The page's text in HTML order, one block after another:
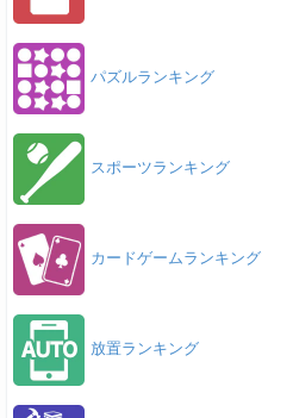
パズルランキング
スポーツランキング
カードゲームランキング
放置ランキング